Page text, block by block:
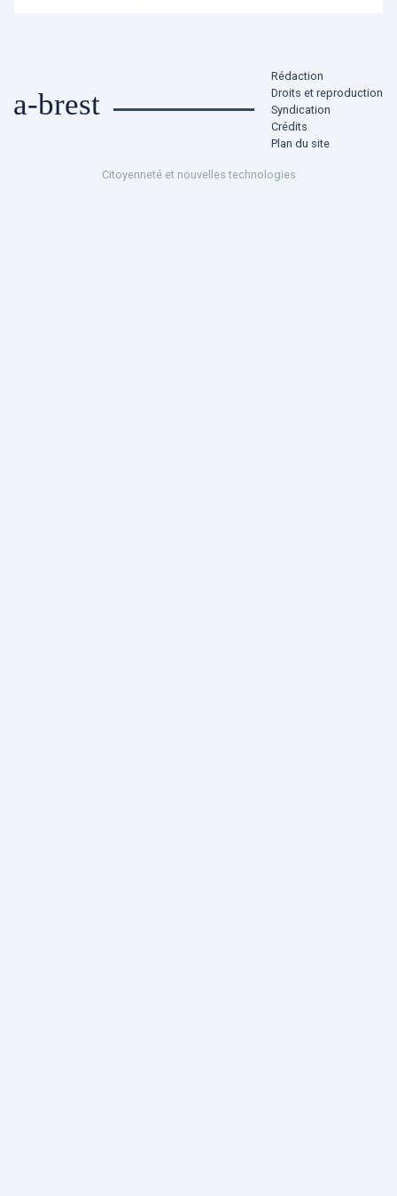
a-brest
Rédaction
Droits et reproduction
Syndication
Crédits
Plan du site
Citoyenneté et nouvelles technologies